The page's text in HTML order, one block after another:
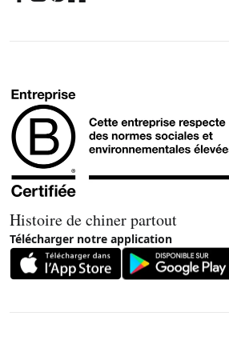
Histoire de chiner partout
Télécharger notre application